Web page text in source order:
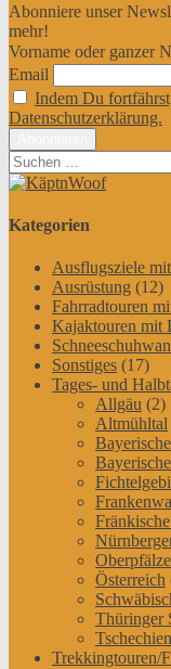
Abonniere unser
mehr!
Vorname oder ganzer
Email
Indem Du
Datenschutzerklärung.
Suchen
nach:
Kategorien
Ausflugsziele
Ausrüstung (12)
Fahrradtouren
Kajaktouren mit
Sonstiges (17)
Tages- und
Allgäu (2)
Altmühltal
Österreich
Thüringer
Tschechien
Trekkingtouren/